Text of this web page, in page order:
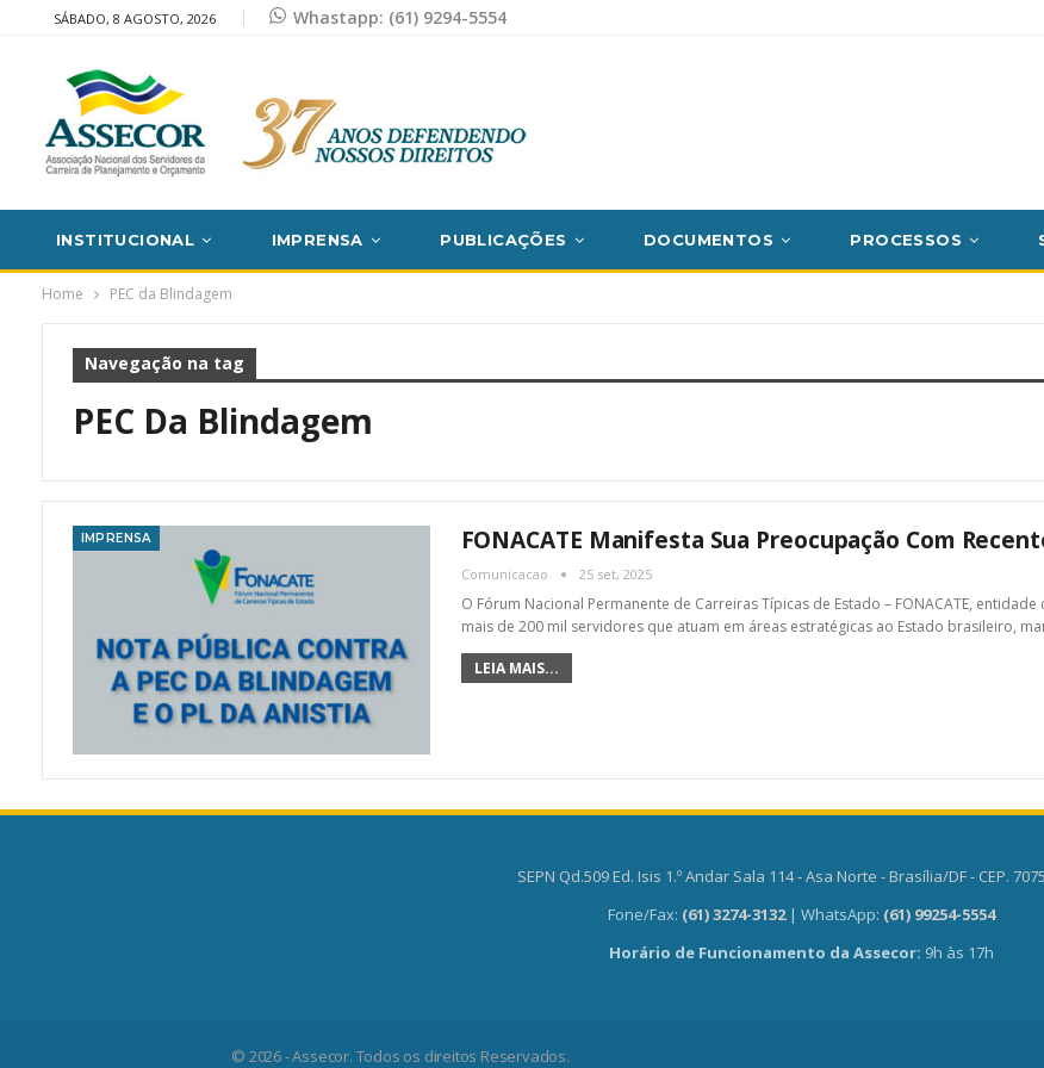
SÁBADO, 8 AGOSTO, 2026 Whastapp: (61) 9294-5554
INSTITUCIONAL IMPRENSA PUBLICAÇÕES DOCUMENTOS PROCESSOS
Home PEC da Blindagem
Navegação na tag
PEC Da Blindagem
IMPRENSA FONACATE Manifesta Sua Preocupação Com
Comunicacao 25 set, 2025
O Fórum Nacional Permanente de Carreiras Típicas de Estado – FONACATE,
mais de 200 mil servidores que atuam em áreas estratégicas ao Estado brasileiro,
LEIA MAIS...
SEPN Qd.509 Ed. Isis 1.º Andar Sala 114 - Asa Norte - Brasília/DF - CEP.
Fone/Fax: (61) 3274-3132 | WhatsApp: (61) 99254-5554
Horário de Funcionamento da Assecor: 9h às 17h
© 2026 - Assecor. Todos os direitos Reservados.